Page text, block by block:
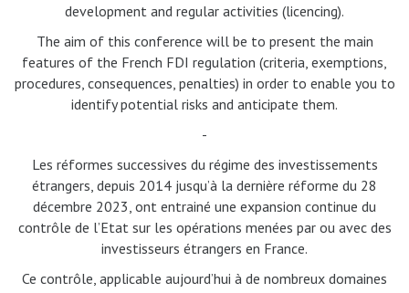
development and regular activities (licencing).
The aim of this conference will be to present the main
features of the French FDI regulation (criteria, exemptions,
procedures, consequences, penalties) in order to enable you to
identify potential risks and anticipate them.
-
Les réformes successives du régime des investissements
étrangers, depuis 2014 jusqu’à la dernière réforme du 28
décembre 2023, ont entrainé une expansion continue du
contrôle de l’Etat sur les opérations menées par ou avec des
investisseurs étrangers en France.
Ce contrôle, applicable aujourd’hui à de nombreux domaines